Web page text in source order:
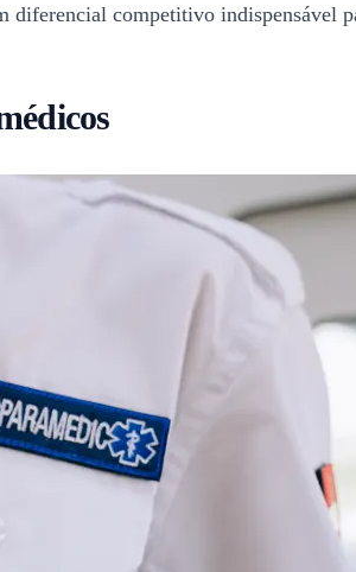
competitivo indispensável